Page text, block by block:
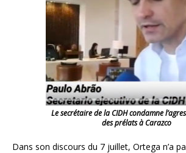
Le secrétaire de la CIDH condamne
des prélats à Carazco
Dans son discours du 7 juillet, Ortega n’a